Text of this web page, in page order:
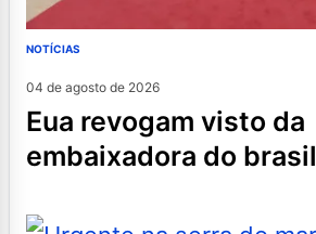
NOTÍCIAS
04 de agosto de 2026
eua revogam visto da
embaixadora do brasil